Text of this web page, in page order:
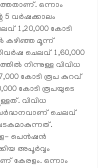
ഒന്നാം
5 വർഷക്കാലം
1,20,000 കോടി
കഴിഞ്ഞ മൂന്ന്
ചെലവ് 1,60,000
നിന്നുള്ള വിവിധ
കോടി രൂപ കുറവ്
കോടി രൂപയുടെ
വിവിധ
ചെലവ്
പെൻഷൻ
അപൂർവ്വം
കേരളം. ഒന്നാം